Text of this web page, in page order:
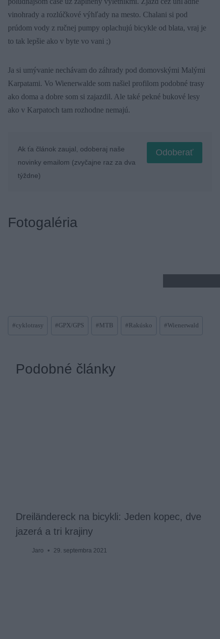
vinohrady a rozlúčkové výhľady na mesto. Chalani si pod
prúdom vody z ručnej pumpy oplachujú bicykle od blata, vraj je
to tak lepšie ako v byte vo vani ;)
Ja si umývanie nechávam do záhrady pod domovskými Malými
Karpatami. Vo Wienerwalde som našiel profilom podobné trasy
ako doma a dobre som si zajazdil. Ale také pekné bukové lesy
ako v Karpatoch tam rozhodne nemajú.
Odoberať
Ak ťa článok zaujal, odoberaj naše
novinky emailom (zvyčajne raz za dva
týždne)
Fotogaléria
#cyklotrasy #GPX/GPS #MTB #Rakúsko #Wienerwald
Podobné články
Dreiländereck na bicykli: Jeden kopec, dve
jazerá a tri krajiny
Jaro 29. septembra 2021